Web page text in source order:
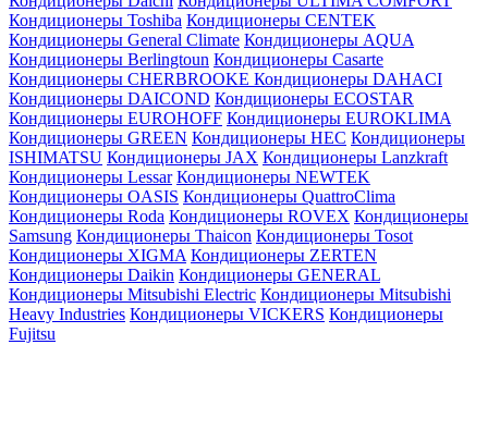
Кондиционеры Toshiba Кондиционеры CENTEK
Кондиционеры General Climate Кондиционеры AQUA
Кондиционеры Berlingtoun Кондиционеры Casarte
Кондиционеры CHERBROOKE Кондиционеры DAHACI
Кондиционеры DAICOND Кондиционеры ECOSTAR
Кондиционеры EUROHOFF Кондиционеры EUROKLIMA
Кондиционеры GREEN Кондиционеры HEC Кондиционеры
ISHIMATSU Кондиционеры JAX Кондиционеры Lanzkraft
Кондиционеры Lessar Кондиционеры NEWTEK
Кондиционеры OASIS Кондиционеры QuattroClima
Кондиционеры Roda Кондиционеры ROVEX Кондиционеры
Samsung Кондиционеры Thaicon Кондиционеры Tosot
Кондиционеры XIGMA Кондиционеры ZERTEN
Кондиционеры Daikin Кондиционеры GENERAL
Кондиционеры Mitsubishi Electric Кондиционеры Mitsubishi
Heavy Industries Кондиционеры VICKERS Кондиционеры
Fujitsu